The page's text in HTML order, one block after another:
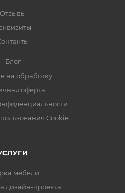
Отзывы
Блог
на обработку
оферта
Cookie
мебели
дизайн-проекта